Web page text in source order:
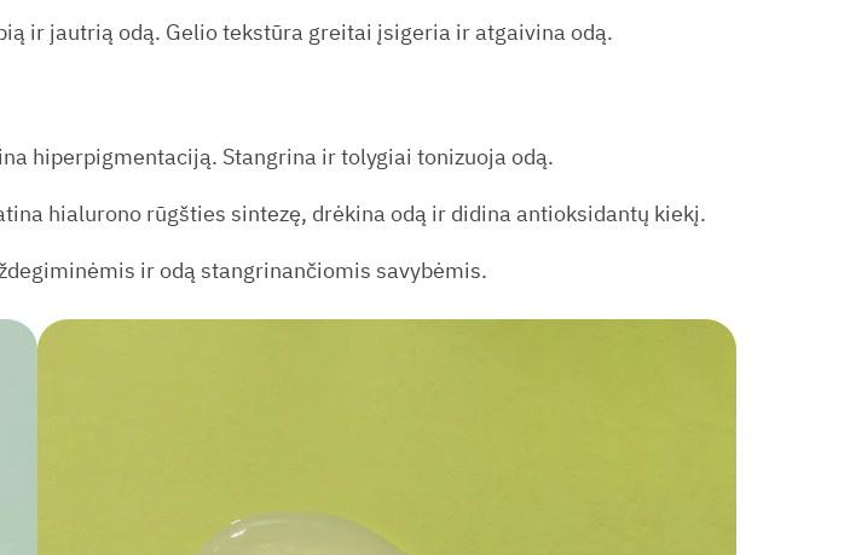
ir jautrią odą. Gelio tekstūra greitai įsigeria ir atgaivina odą.
hiperpigmentaciją. Stangrina ir tolygiai tonizuoja odą.
hialurono rūgšties sintezę, drėkina odą ir didina antioksidantų kiekį.
ir odą stangrinančiomis savybėmis.